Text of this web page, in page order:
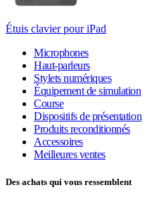
Étuis clavier pour iPad
Microphones
Haut-parleurs
Stylets numériques
Équipement de simulation
Course
Dispositifs de présentation
Produits reconditionnés
Accessoires
Meilleures ventes
Des achats qui vous ressemblent